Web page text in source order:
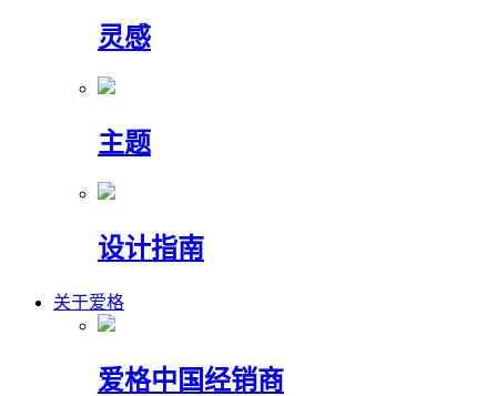
灵感
主题
设计指南
关于爱格
爱格中国经销商